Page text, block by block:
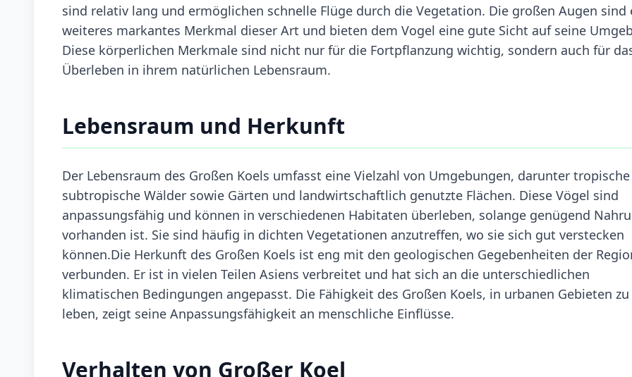
sind relativ lang und ermöglichen schnelle Flüge durch die Vegetation. Die großen Augen sind
weiteres markantes Merkmal dieser Art und bieten dem Vogel eine gute Sicht auf seine
Diese körperlichen Merkmale sind nicht nur für die Fortpflanzung wichtig, sondern auch für
Überleben in ihrem natürlichen Lebensraum.
Lebensraum und Herkunft
Der Lebensraum des Großen Koels umfasst eine Vielzahl von Umgebungen, darunter
subtropische Wälder sowie Gärten und landwirtschaftlich genutzte Flächen. Diese Vögel sind
anpassungsfähig und können in verschiedenen Habitaten überleben, solange genügend
vorhanden ist. Sie sind häufig in dichten Vegetationen anzutreffen, wo sie sich gut verstecken
können.Die Herkunft des Großen Koels ist eng mit den geologischen Gegebenheiten der
verbunden. Er ist in vielen Teilen Asiens verbreitet und hat sich an die unterschiedlichen
klimatischen Bedingungen angepasst. Die Fähigkeit des Großen Koels, in urbanen Gebieten zu
leben, zeigt seine Anpassungsfähigkeit an menschliche Einflüsse.
Verhalten von Großer Koel